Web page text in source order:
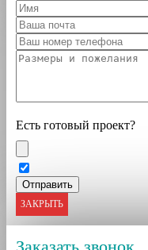
Есть готовый проект?
ЗАКРЫТЬ